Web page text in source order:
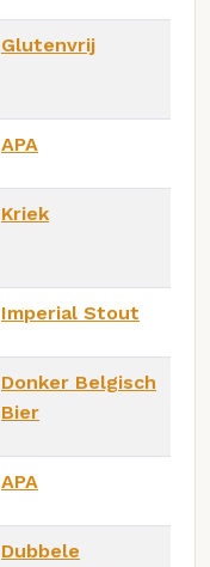
Glutenvrij
APA
Kriek
Imperial Stout
Donker Belgisch
Bier
APA
Dubbele